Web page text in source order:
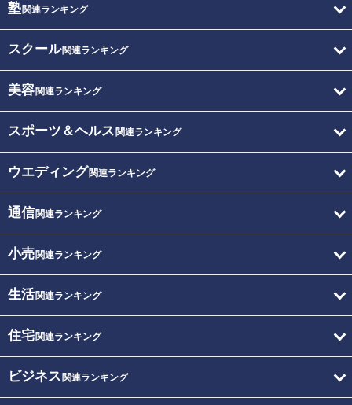
塾関連ランキング
スクール関連ランキング
美容関連ランキング
スポーツ＆ヘルス 関連ランキング
ウエディング関連ランキング
通信関連ランキング
小売関連ランキング
生活関連ランキング
住宅関連ランキング
ビジネス 関連ランキング